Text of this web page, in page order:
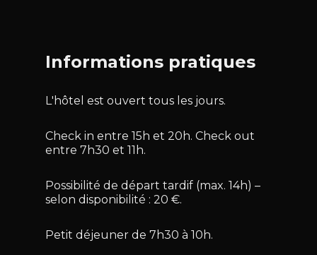
Informations pratiques
L'hôtel est ouvert tous les jours.
Check in entre 15h et 20h. Check out
entre 7h30 et 11h.
Possibilité de départ tardif (max. 14h) –
selon disponibilité : 20 €.
Petit déjeuner de 7h30 à 10h.